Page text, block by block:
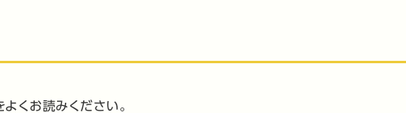
くお読みください。